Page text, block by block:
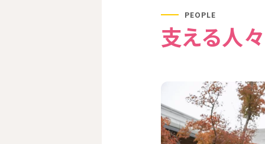
PEOPLE
支える人々